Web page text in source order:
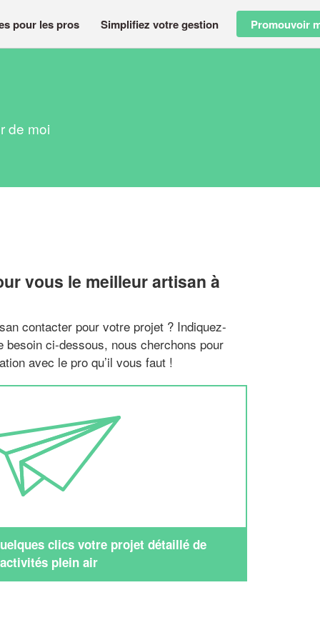
pour les pros Simplifiez votre gestion Promouvoir
de moi
vous le meilleur artisan à
contacter pour votre projet ? Indiquez-
besoin ci-dessous, nous cherchons pour
avec le pro qu’il vous faut !
clics votre projet détaillé de
activités plein air